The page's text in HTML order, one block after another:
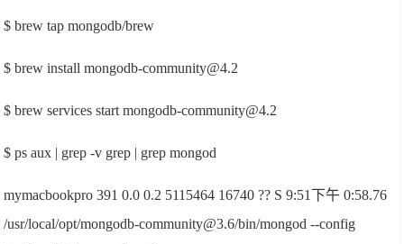
$ brew tap mongodb/brew
$ brew install mongodb-community@4.2
$ brew services start mongodb-community@4.2
$ ps aux | grep -v grep | grep mongod
mymacbookpro 391 0.0 0.2 5115464 16740 ?? S 9:51下午 0:58.76
/usr/local/opt/mongodb-community@3.6/bin/mongod --config